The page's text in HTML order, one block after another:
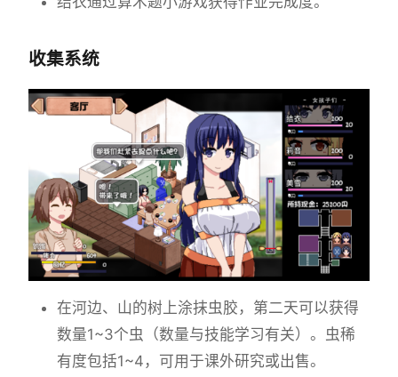
收集系统
在河边、山的树上涂抹虫胶，第二天可以获得
数量1~3个虫（数量与技能学习有关）。虫稀
有度包括1~4，可用于课外研究或出售。